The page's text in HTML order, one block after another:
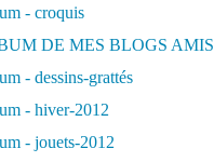
- croquis
DE MES BLOGS AMIS
- dessins-grattés
- hiver-2012
- jouets-2012